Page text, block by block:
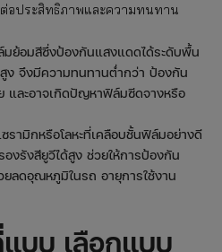
อประสิทธิภาพและความทนทาน
ย้อมสีซึ่งป้องกันแสงแดดได้ระดับพื้น
ง จึงมีความทนทานต่ำกว่า ป้องกัน
และอาจเกิดปัญหาฟิล์มซีดจางหรือ
รามิกหรือโลหะที่เคลือบชั้นฟิล์มอย่างดี
งรังสียูวีได้สูง ช่วยให้การป้องกัน
ลดอุณหภูมิในรถ อายุการใช้งาน
บบ เลือกแบบ